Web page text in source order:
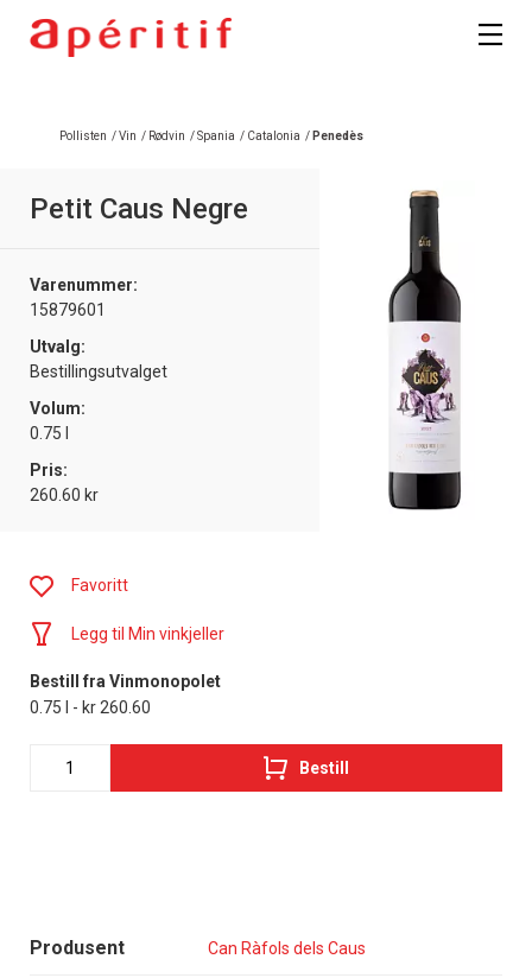
Pollisten /Vin / Rødvin /Spania / Catalonia / Penedès
Petit Caus Negre
Varenummer:
15879601
Utvalg:
Bestillingsutvalget
Volum:
0.75 l
Pris:
260.60 kr
Produsent Can Ràfols dels Caus
Favoritt
Legg til Min vinkjeller
Bestill fra Vinmonopolet
0.75 l - kr 260.60
Bestill